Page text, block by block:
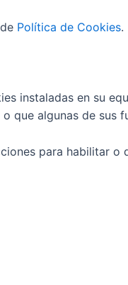
Política de Cookies.
instaladas en su
que algunas de sus
para habilitar